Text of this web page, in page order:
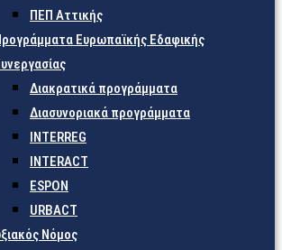
ΠΕΠ Αττικής
Ευρωπαϊκής Εδαφικής
Διακρατικά προγράμματα
Διασυνοριακά προγράμματα
INTERREG
INTERACT
ESPON
URBACT
Νόμος